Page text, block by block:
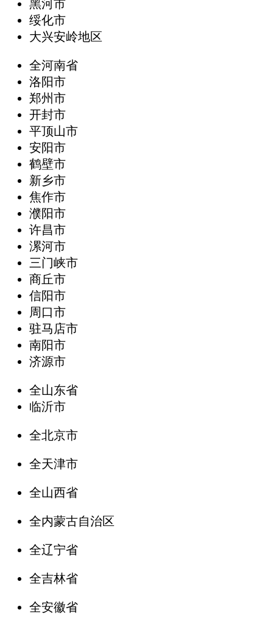
黑河市
绥化市
大兴安岭地区
全河南省
洛阳市
郑州市
开封市
平顶山市
安阳市
鹤壁市
新乡市
焦作市
濮阳市
许昌市
漯河市
三门峡市
商丘市
信阳市
周口市
驻马店市
南阳市
济源市
全山东省
临沂市
全北京市
全天津市
全山西省
全内蒙古自治区
全辽宁省
全吉林省
全安徽省